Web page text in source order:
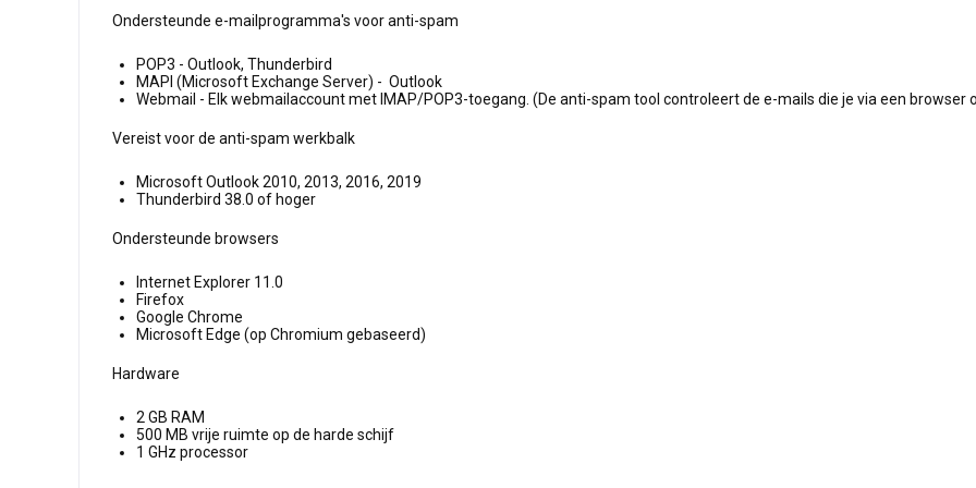
Ondersteunde e-mailprogramma's voor anti-spam
POP3 - Outlook, Thunderbird
MAPI (Microsoft Exchange Server) - Outlook
Webmail - Elk webmailaccount met IMAP/POP3-toegang. (De anti-spam tool controleert de e-mails die je via een browser
Vereist voor de anti-spam werkbalk
Microsoft Outlook 2010, 2013, 2016, 2019
Thunderbird 38.0 of hoger
Ondersteunde browsers
Internet Explorer 11.0
Firefox
Google Chrome
Microsoft Edge (op Chromium gebaseerd)
Hardware
2 GB RAM
500 MB vrije ruimte op de harde schijf
1 GHz processor